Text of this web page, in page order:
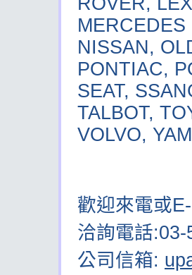
NISSAN,
PONTIAC,
SEAT,
TALBOT,
VOLVO,
歡迎來電或
洽詢電話:03-
公司信箱: